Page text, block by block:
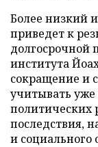
Более низкий
приведет к
долгосрочной
института
сокращение и
учитывать
последствия,
и социального